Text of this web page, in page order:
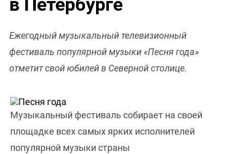
в Петербурге
Ежегодный музыкальный телевизионный
фестиваль популярной музыки «Песня года»
отметит свой юбилей в Северной столице.
Музыкальный фестиваль собирает на своей
площадке всех самых ярких исполнителей
популярной музыки страны